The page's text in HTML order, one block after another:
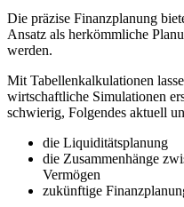
Die präzise Finanzplanung
Ansatz als herkömmliche
werden.
Mit Tabellenkalkulationen
wirtschaftliche Simulationen
schwierig, Folgendes aktuell
die Liquiditätsplanung
die Zusammenhänge
Vermögen
zukünftige